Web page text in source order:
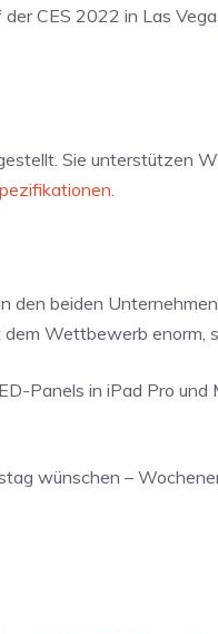
CES 2022 in Las
Sie unterstützen
beiden
Wettbewerb enorm,
Panels in iPad Pro
wünschen –